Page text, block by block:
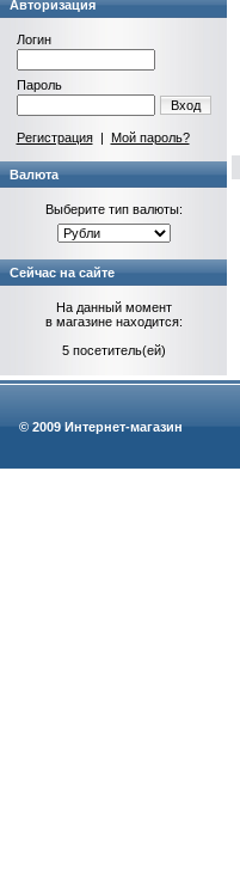
Авторизация
Логин
Пароль
Вход
Регистрация| Мой пароль?
Валюта
Выберите тип валюты:
Сейчас на сайте
На данный момент
в магазине находится:
5 посетитель(ей)
© 2009 Интернет-магазин